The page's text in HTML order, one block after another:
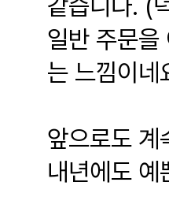
같습니다. (
일반 주문
는 느낌이네
앞으로도 계
내년에도 예